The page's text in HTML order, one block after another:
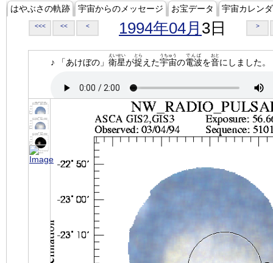
はやぶさの軌跡 宇宙からのメッセージ お宝データ 宇宙カレン
<<< << < 1994年04月 3日 >
♪ 「あけぼの」 衛星
えいせい
が捉
とら
えた宇宙
うちゅう
の電波
でんぱ
を音
おと
にしました。